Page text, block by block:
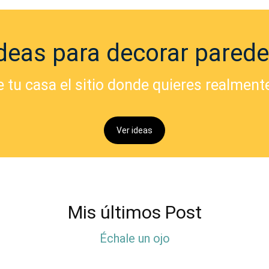
para decorar
tu casa el sitio donde quieres
Ver ideas
Mis últimos Post
Échale un ojo